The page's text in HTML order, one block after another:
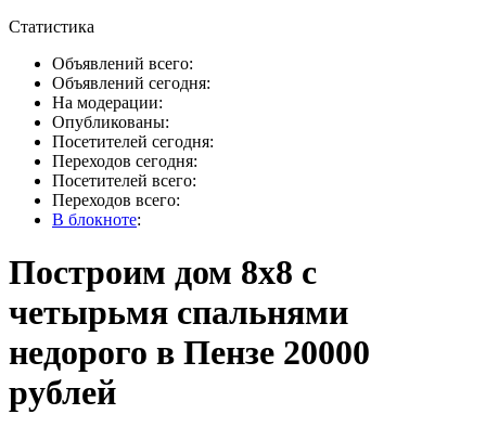
Статистика
Объявлений всего:
Объявлений сегодня:
На модерации:
Опубликованы:
Посетителей сегодня:
Переходов сегодня:
Посетителей всего:
Переходов всего:
В блокноте:
Построим дом 8х8 с
четырьмя спальнями
недорого в Пензе 20000
рублей